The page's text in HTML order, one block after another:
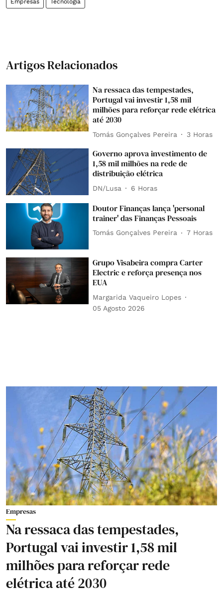
Empresas Tecnologia
Artigos Relacionados
Na ressaca das tempestades,
Portugal vai investir 1,58 mil
milhões para reforçar rede elétrica
até 2030
Tomás Gonçalves Pereira 3 Horas
Governo aprova investimento de
1,58 mil milhões na rede de
distribuição elétrica
DN/Lusa 6 Horas
Doutor Finanças lança 'personal
trainer' das Finanças Pessoais
Tomás Gonçalves Pereira 7 Horas
Grupo Visabeira compra Carter
Electric e reforça presença nos
EUA
Margarida Vaqueiro Lopes
05 Agosto 2026
Empresas
Na ressaca das tempestades,
Portugal vai investir 1,58 mil
milhões para reforçar rede
elétrica até 2030